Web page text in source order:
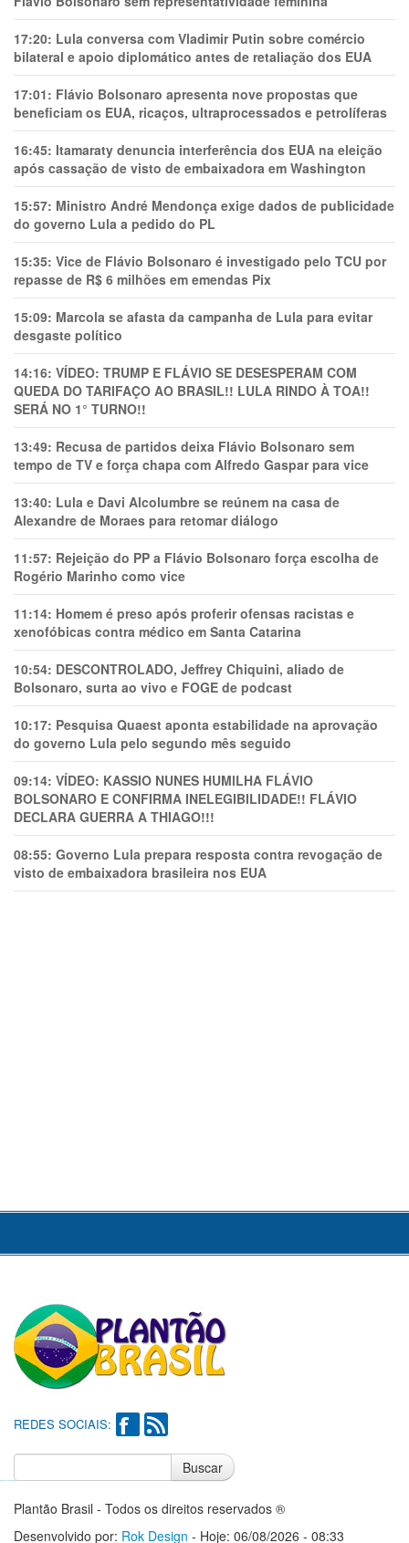
17:20: Lula conversa com Vladimir Putin sobre comércio
bilateral e apoio diplomático antes de retaliação dos EUA
17:01: Flávio Bolsonaro apresenta nove propostas que
beneficiam os EUA, ricaços, ultraprocessados e petrolíferas
16:45: Itamaraty denuncia interferência dos EUA na eleição
após cassação de visto de embaixadora em Washington
15:57: Ministro André Mendonça exige dados de publicidade
do governo Lula a pedido do PL
15:35: Vice de Flávio Bolsonaro é investigado pelo TCU por
repasse de R$ 6 milhões em emendas Pix
15:09: Marcola se afasta da campanha de Lula para evitar
desgaste político
14:16: VÍDEO: TRUMP E FLÁVIO SE DESESPERAM COM
QUEDA DO TARIFAÇO AO BRASIL!! LULA RINDO À TOA!!
SERÁ NO 1° TURNO!!
13:49: Recusa de partidos deixa Flávio Bolsonaro sem
tempo de TV e força chapa com Alfredo Gaspar para vice
13:40: Lula e Davi Alcolumbre se reúnem na casa de
Alexandre de Moraes para retomar diálogo
11:57: Rejeição do PP a Flávio Bolsonaro força escolha de
Rogério Marinho como vice
11:14: Homem é preso após proferir ofensas racistas e
xenofóbicas contra médico em Santa Catarina
10:54: DESCONTROLADO, Jeffrey Chiquini, aliado de
Bolsonaro, surta ao vivo e FOGE de podcast
10:17: Pesquisa Quaest aponta estabilidade na aprovação
do governo Lula pelo segundo mês seguido
09:14: VÍDEO: KASSIO NUNES HUMlLHA FLÁVIO
BOLSONARO E CONFIRMA INELEGIBILIDADE!! FLÁVIO
DECLARA GUERRA A THIAGO!!!
08:55: Governo Lula prepara resposta contra revogação de
visto de embaixadora brasileira nos EUA
REDES SOCIAIS:
Buscar
Plantão Brasil - Todos os direitos reservados ®
Desenvolvido por: Rok Design - Hoje: 06/08/2026 - 08:33